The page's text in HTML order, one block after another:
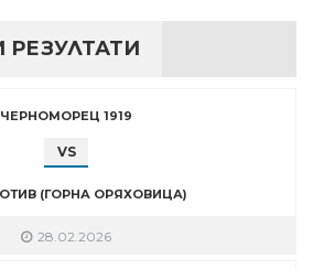
ЧЕРНОМОРЕЦ 1919
VS
(ГОРНА ОРЯХОВИЦА)
28.02.2026